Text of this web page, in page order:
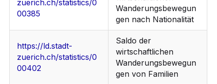
zuerich.ch/statistics/0
00385
Wanderungsbewegun
gen nach Nationalität
https://ld.stadt-
zuerich.ch/statistics/0
00402
Saldo der
wirtschaftlichen
Wanderungsbewegun
gen von Familien